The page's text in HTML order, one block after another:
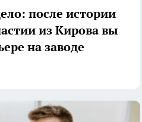
после истории
из Кирова вы
на заводе